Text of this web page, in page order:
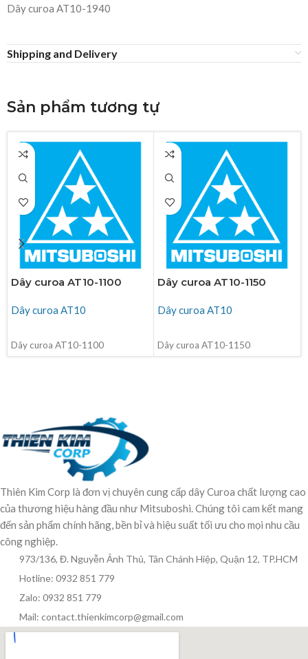
Dây curoa AT10-1940
Shipping and Delivery
Sản phẩm tương tự
Dây curoa AT10-1100
Dây curoa AT10
Dây curoa AT10-1100
Dây curoa AT10-1150
Dây curoa AT10
Dây curoa AT10-1150
Thiên Kim Corp là đơn vị chuyên cung cấp dây Curoa chất lượng cao
của thương hiệu hàng đầu như Mitsuboshi. Chúng tôi cam kết mang
đến sản phẩm chính hãng, bền bỉ và hiệu suất tối ưu cho mọi nhu cầu
công nghiệp.
973/136, Đ. Nguyễn Ảnh Thủ, Tân Chánh Hiệp, Quận 12, TP.HCM
Hotline: 0932 851 779
Zalo: 0932 851 779
Mail: contact.thienkimcorp@gmail.com